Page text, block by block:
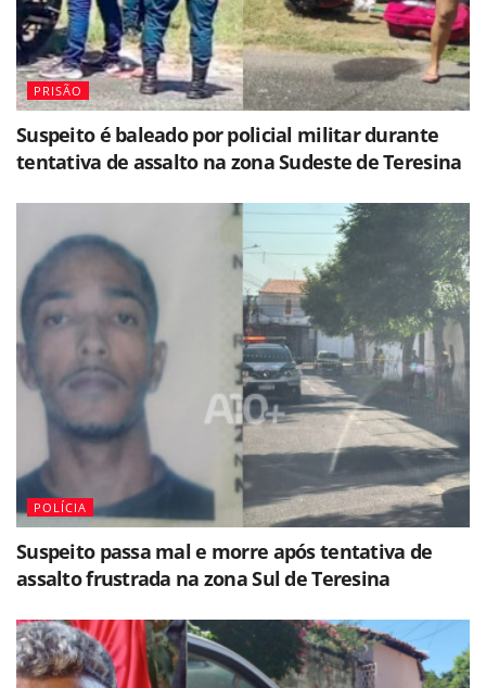
PRISÃO
Suspeito é baleado por policial militar durante
tentativa de assalto na zona Sudeste de Teresina
POLÍCIA
Suspeito passa mal e morre após tentativa de
assalto frustrada na zona Sul de Teresina